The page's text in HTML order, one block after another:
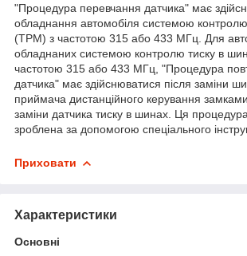
"Процедура перевчання датчика" має
обладнання автомобіля системою
(TPM) з частотою 315 або 433 МГц. Для
обладнаних системою контролю тиску в
частотою 315 або 433 МГц, "Процедура
датчика" має здійснюватися після заміни
приймача дистанційного керування
заміни датчика тиску в шинах. Ця
зроблена за допомогою спеціального
Приховати
Характеристики
Основні